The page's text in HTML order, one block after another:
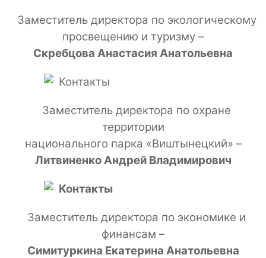
Заместитель директора по экологическому
просвещению и туризму –
Скребцова Анастасия Анатольевна
Заместитель директора по охране
территории
национального парка «Виштынецкий» –
Литвиненко Андрей Владимирович
Заместитель директора по экономике и
финансам –
Симитуркина Екатерина Анатольевна